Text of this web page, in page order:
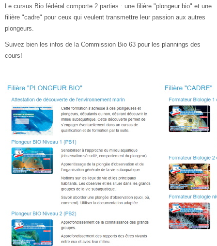
Le cursus Bio fédéral comporte 2 parties : une filière "plongeur bio" et une
filière "cadre" pour ceux qui veulent transmettre leur passion aux autres
plongeurs.
Suivez bien les infos de la Commission Bio 63 pour les plannings des
cours!